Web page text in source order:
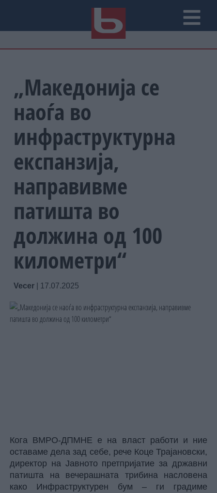
„Македонија се
наоѓа во
инфраструктурна
експанзија,
направивме
патишта во
должина од 100
километри“
Vecer 17.07.2025
Кога ВМРО-ДПМНЕ е на власт работи и ние
оставаме дела зад себе, рече Коце Трајановски,
директор на Јавното претпријатие за државни
патишта на вечерашната трибина насловена
како Инфраструктурен бум – ги градиме